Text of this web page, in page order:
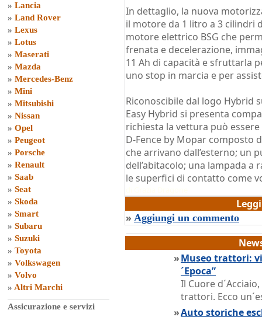
» Lancia
» Land Rover
» Lexus
» Lotus
» Maserati
» Mazda
» Mercedes-Benz
» Mini
» Mitsubishi
» Nissan
» Opel
» Peugeot
» Porsche
» Renault
» Saab
» Seat
» Skoda
» Smart
» Subaru
» Suzuki
» Toyota
» Volkswagen
» Volvo
» Altri Marchi
Assicurazione e servizi
In dettaglio, la nuova
il motore da 1 litro a 3 cilindri
motore elettrico BSG che
frenata e decelerazione,
11 Ah di capacità e sfruttarla
uno stop in marcia e per
Riconoscibile dal logo Hybrid
Easy Hybrid si presenta
richiesta la vettura può
D-Fence by Mopar composto
che arrivano dall’esterno; un
dell’abitacolo; una lampada a
le superfici di contatto come
» Aggiungi un commento
»Museo trattori:
´Epoca”
Il Cuore
trattori. Ecco
»Auto storiche